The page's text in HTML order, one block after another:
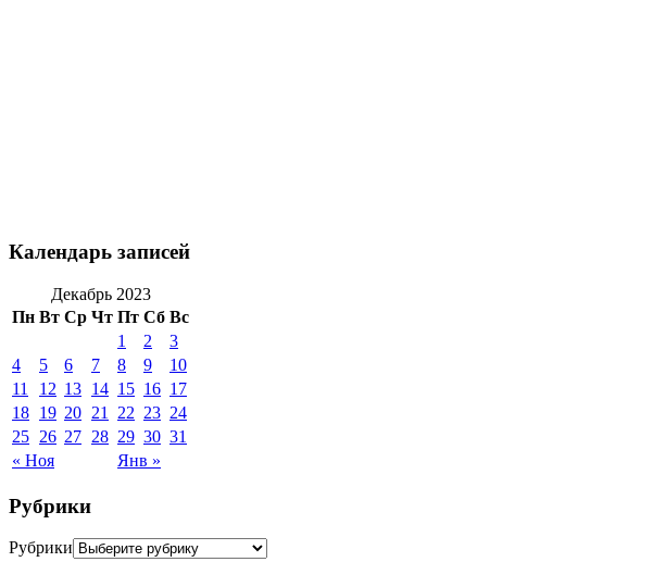
Календарь записей
Декабрь 2023
Пн Вт Ср Чт Пт Сб Вс
« Ноя Янв »
1 2
3
4
5 6 7 8 9
10
11
12 13 14 15 16 17
18 19 20 21 22 23 24
25 26 27 28 29 30 31
Рубрики
Рубрики